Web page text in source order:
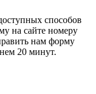
способов
на сайте номеру
нам форму
20 минут.